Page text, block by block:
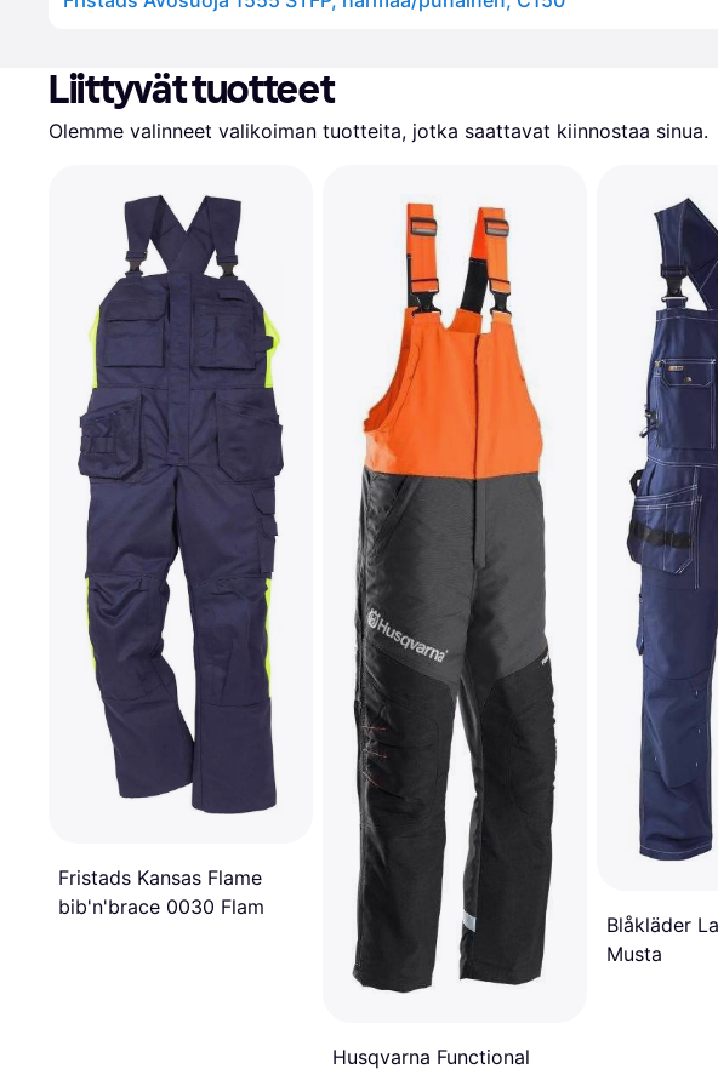
Liittyvät tuotteet
Olemme valinneet valikoiman tuotteita, jotka saattavat kiinnostaa sinua.
Fristads Kansas Flame
bib'n'brace 0030 Flam
Husqvarna Functional
Blåkläder
Musta